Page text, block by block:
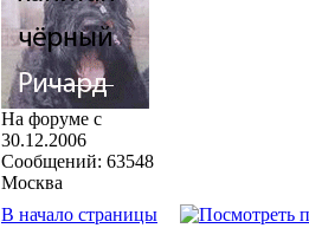
На форуме с
30.12.2006
Сообщений: 63548
Москва
В начало страницы